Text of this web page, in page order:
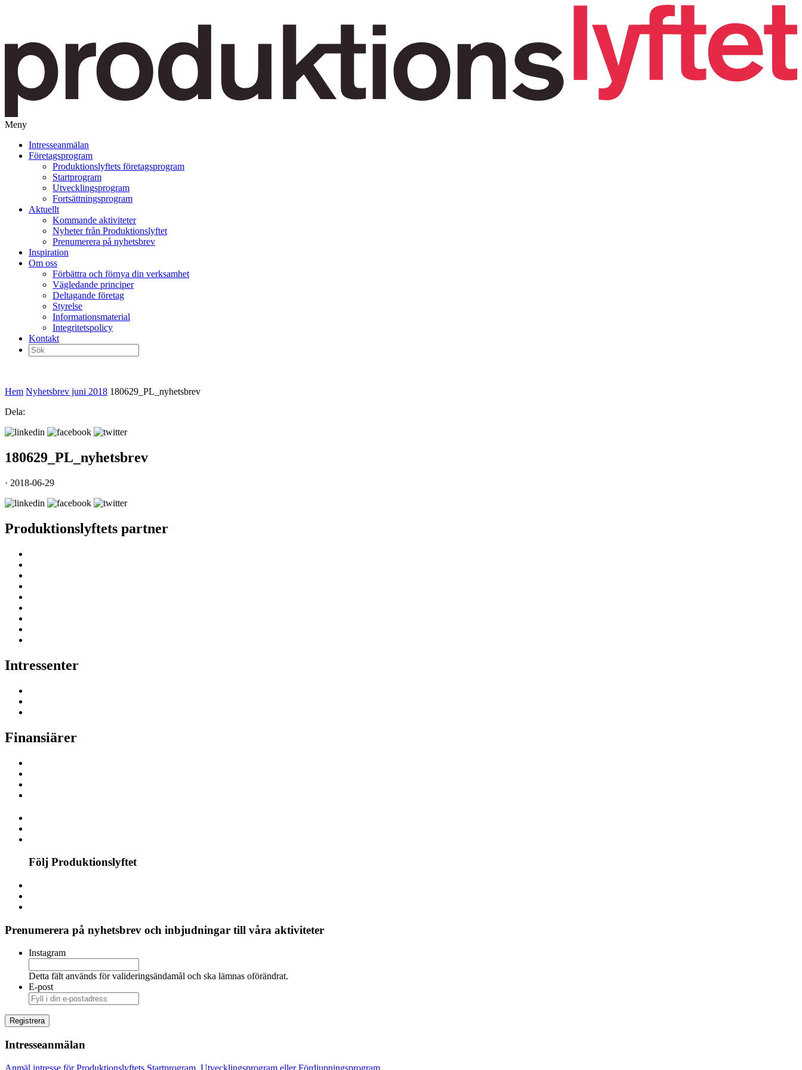
Meny
vidare
Intresseanmälan
Företagsprogram
Produktionslyftets företagsprogram
Startprogram
Utvecklingsprogram
Fortsättningsprogram
Aktuellt
Kommande aktiviteter
Nyheter från Produktionslyftet
Prenumerera på nyhetsbrev
Inspiration
Om oss
Förbättra och förnya din verksamhet
Vägledande principer
Deltagande företag
Styrelse
Informationsmaterial
Integritetspolicy
Kontakt
Sök
efter:
Hem Nyhetsbrev juni 2018 180629_PL_nyhetsbrev
Dela:
180629_PL_nyhetsbrev
· 2018-06-29
Produktionslyftets partner
Intressenter
Finansiärer
Följ Produktionslyftet
Prenumerera på nyhetsbrev och inbjudningar till våra aktiviteter
Instagram
Detta fält används för valideringsändamål och ska lämnas oförändrat.
E-post
Intresseanmälan
Anmäl intresse för Produktionslyftets Startprogram, Utvecklingsprogram eller Fördjupningsprogram